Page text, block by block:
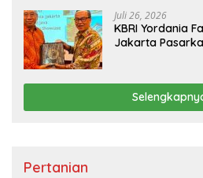
Juli 26, 2026
KBRI Yordania
Jakarta
Pertanian